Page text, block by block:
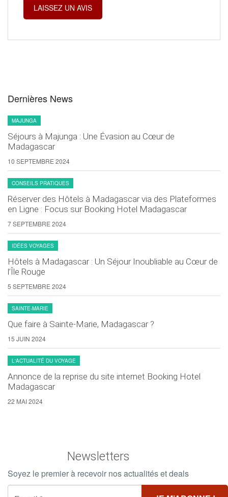
Dernières News
MAJUNGA
Séjours à Majunga : Une Évasion au Cœur de
Madagascar
10 SEPTEMBRE 2024
CONSEILS PRATIQUES
Réserver des Hôtels à Madagascar via des Plateformes
en Ligne : Focus sur Booking Hotel Madagascar
7 SEPTEMBRE 2024
IDÉES VOYAGES
Hôtels à Madagascar : Un Séjour Inoubliable au Cœur de
l’Île Rouge
5 SEPTEMBRE 2024
SAINTE-MARIE
Que faire à Sainte-Marie, Madagascar ?
15 JUIN 2024
L'ACTUALITÉ DU VOYAGE
Annonce de la reprise du site internet Booking Hotel
Madagascar
22 MAI 2024
Newsletters
Soyez le premier à recevoir nos actualités et deals